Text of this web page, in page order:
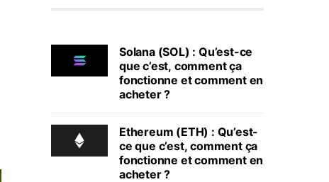
Solana (SOL) : Qu’est-ce
que c’est, comment ça
fonctionne et comment en
acheter ?
Ethereum (ETH) : Qu’est-
ce que c’est, comment ça
fonctionne et comment en
acheter ?